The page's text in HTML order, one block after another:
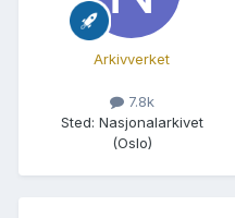
Arkivverket
7.8k
Sted: Nasjonalarkivet
(Oslo)